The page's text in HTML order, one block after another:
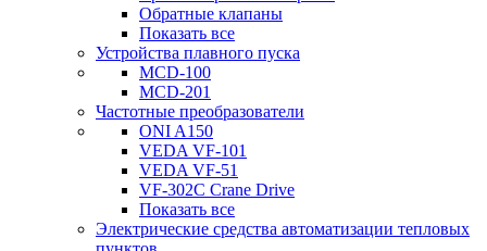
Обратные клапаны
Показать все
Устройства плавного пуска
MCD-100
MCD-201
Частотные преобразователи
ONI A150
VEDA VF-101
VEDA VF-51
VF-302C Crane Drive
Показать все
Электрические средства автоматизации тепловых